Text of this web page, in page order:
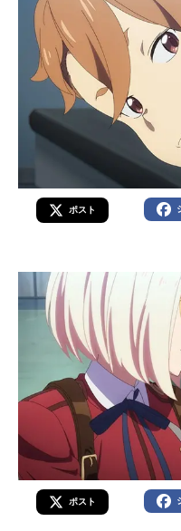
ポスト
ポスト